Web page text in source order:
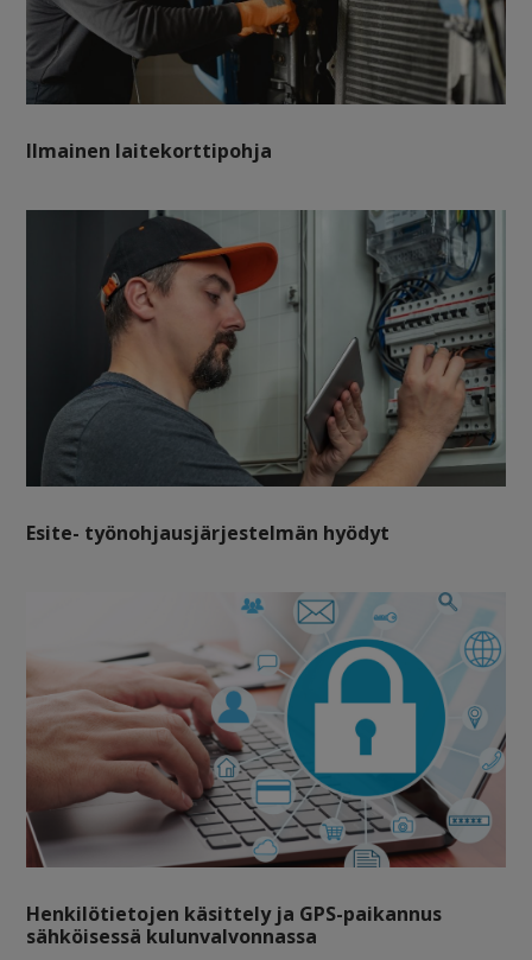
Ilmainen laitekorttipohja
Esite- työnohjausjärjestelmän hyödyt
Henkilötietojen käsittely ja GPS-paikannus
sähköisessä kulunvalvonnassa